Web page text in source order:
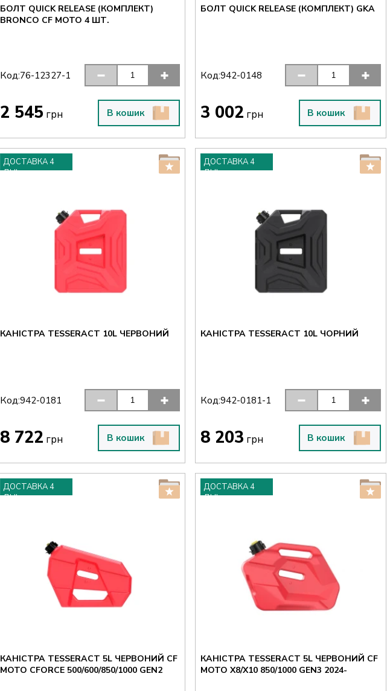
БОЛТ QUICK RELEASE (КОМПЛЕКТ)
BRONCO CF MOTO 4 ШТ.
Код:76-12327-1
2 545 грн В кошик
БОЛТ QUICK RELEASE (КОМПЛЕКТ) GKA
Код:942-0148
3 002 грн В кошик
ДОСТАВКА 4
ДНІ
КАНІСТРА TESSERACT 10L ЧЕРВОНИЙ
Код:942-0181
8 722 грн В кошик
ДОСТАВКА 4
ДНІ
КАНІСТРА TESSERACT 10L ЧОРНИЙ
Код:942-0181-1
8 203 грн В кошик
ДОСТАВКА 4
ДНІ
КАНІСТРА TESSERACT 5L ЧЕРВОНИЙ CF
MOTO CFORCE 500/600/850/1000 GEN2
ДОСТАВКА 4
ДНІ
КАНІСТРА TESSERACT 5L ЧЕРВОНИЙ CF
MOTO X8/X10 850/1000 GEN3 2024-